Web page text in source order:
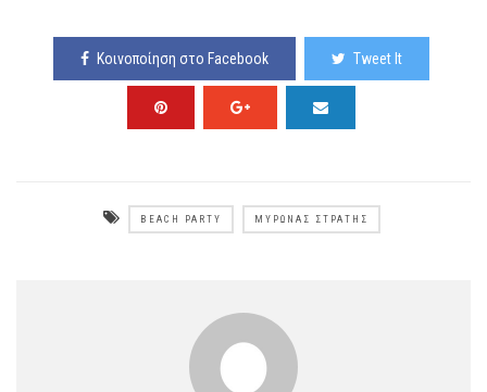
Κοινοποίηση στο Facebook Tweet It
BEACH PARTY ΜΎΡΩΝΑΣ ΣΤΡΑΤΉΣ